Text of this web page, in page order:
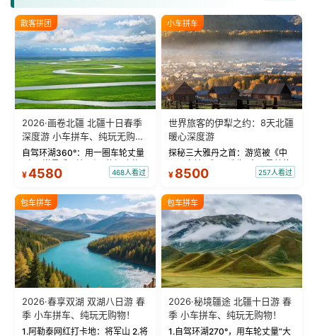
散客拼团
2026·画卷北疆 北疆十日春季
深度游 小车拼车、纯玩无购
物！
自驾环湖360°：用一圈车轮丈量
“大西洋最后一滴眼泪”的极致蔚
蓝。 赛湖旅拍：甄选多款风格服
绝美瞬间。 赛湖坦克300跟车视
频：专业摄影师...
¥4580 468人看过
小车拼车
世界旅客的伊犁之约：8天北疆
暖心深度游
探秘三大雅丹之首：游览被《中
国国家地理》评选为“中国最美的
三大雅丹”第一名的克拉玛依魔鬼
瓦人最大村落——禾木村，欣赏
晨雾与小木...
¥ 8500 257人看过
包车拼车
2026·春享双湖 双湖八日游 春
季 小车拼车、纯玩无购物！
1.阿勒泰网红打卡地：将军山 2.将
包车拼车
2026·秘境疆途 北疆十日游 春
季 小车拼车、纯玩无购物！
1.自驾环湖270°，用车轮丈量“大